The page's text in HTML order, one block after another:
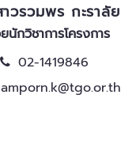
วรวมพร กะราลัย
นักวิชาการโครงการ
02-1419846